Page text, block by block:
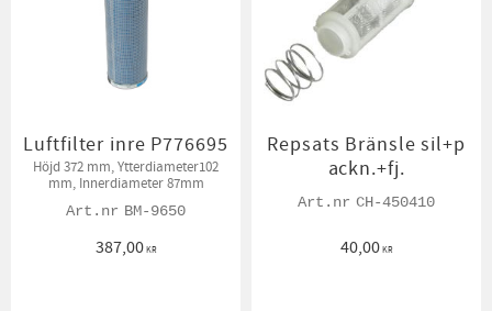
Luftfilter inre P776695
Höjd 372 mm, Ytterdiameter102
mm, Innerdiameter 87mm
BM-9650
387,00KR
Repsats Bränsle sil+p
ackn.+fj.
CH-450410
40,00KR